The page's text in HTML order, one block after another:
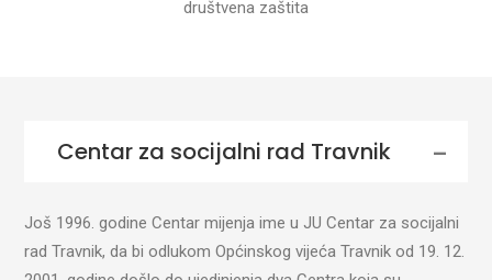
društvena zaštita
Centar za socijalni rad Travnik
Još 1996. godine Centar mijenja ime u JU Centar za socijalni
rad Travnik, da bi odlukom Općinskog vijeća Travnik od 19. 12.